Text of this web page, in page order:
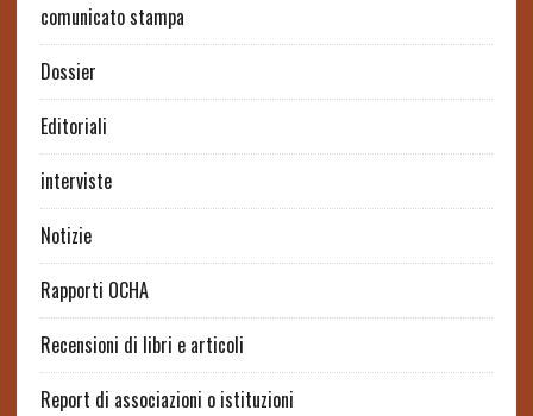
comunicato stampa
Dossier
Editoriali
interviste
Notizie
Rapporti OCHA
Recensioni di libri e articoli
Report di associazioni o istituzioni